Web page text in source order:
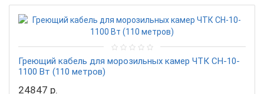
Греющий кабель для морозильных камер ЧТК СН-10-
1100 Вт (110 метров)
24847 р.